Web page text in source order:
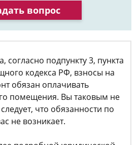
вопрос
согласно подпункту 3, пункта
кодекса РФ, взносы на
обязан оплачивать
помещения. Вы таковым не
что обязанности по
не возникает.